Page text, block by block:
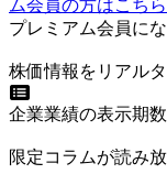
ム会員の方はこち
プレミアム会員に
株価情報をリアル
企業業績の表示期
限定コラムが読み